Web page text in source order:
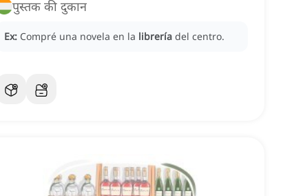
पुस्तक की दुकान
Ex: Compré una novela en la librería del centro.